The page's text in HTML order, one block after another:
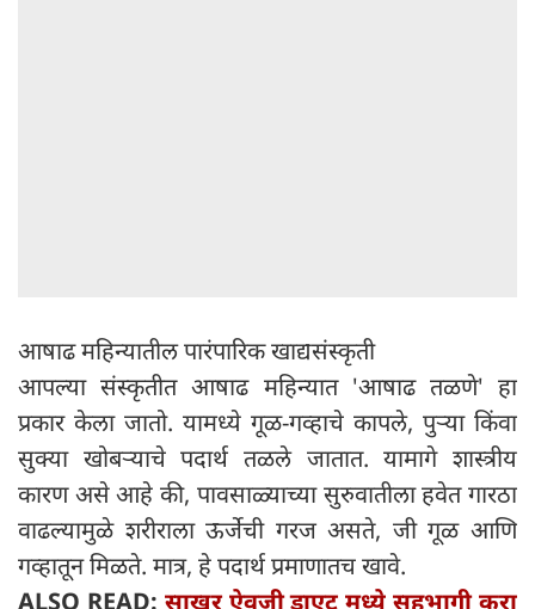
आषाढ महिन्यातील पारंपारिक खाद्यसंस्कृती
आपल्या संस्कृतीत आषाढ महिन्यात 'आषाढ तळणे' हा
प्रकार केला जातो. यामध्ये गूळ-गव्हाचे कापले, पुऱ्या किंवा
सुक्या खोबऱ्याचे पदार्थ तळले जातात. यामागे शास्त्रीय
कारण असे आहे की, पावसाळ्याच्या सुरुवातीला हवेत गारठा
वाढल्यामुळे शरीराला ऊर्जेची गरज असते, जी गूळ आणि
गव्हातून मिळते. मात्र, हे पदार्थ प्रमाणातच खावे.
ALSO READ: साखर ऐवजी डाएट मध्ये सहभागी करा